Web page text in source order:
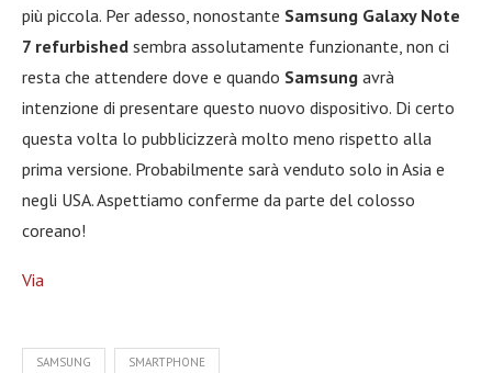
più piccola. Per adesso, nonostante Samsung Galaxy Note
7 refurbished sembra assolutamente funzionante, non ci
resta che attendere dove e quando Samsung avrà
intenzione di presentare questo nuovo dispositivo. Di certo
questa volta lo pubblicizzerà molto meno rispetto alla
prima versione. Probabilmente sarà venduto solo in Asia e
negli USA. Aspettiamo conferme da parte del colosso
coreano!
Via
SAMSUNG SMARTPHONE